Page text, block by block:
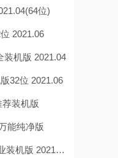
位)
2021.06
装机版 2021.04
32位 2021.06
荐装机版
能纯净版
机版 2021.04